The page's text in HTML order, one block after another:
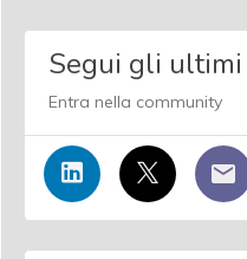
Segui gli
Entra nella community